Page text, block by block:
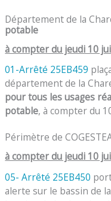
Département de la
potable
à compter du jeudi 10
01-Arrêté 25EB459
département de la
pour tous les usages
potable, à compter du
Périmètre de
à compter du jeudi 10
05- Arrêté 25EB450
alerte sur le bassin de